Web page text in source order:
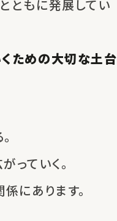
ともに発展してい
ための大切な土台
っていく。
にあります。